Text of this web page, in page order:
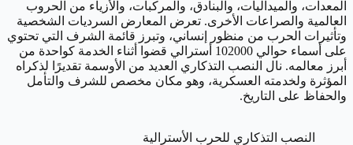
المعدات، والميداليات، والبنادق، والمركبات، والأزياء من الحروب
العالمية والصراعات الأخرى. تعرض المعارض السرديات الشخصية
وتأثيرات الحرب من منظور إنساني، وتبرز قائمة الشرف التي تحتوي
على أسماء حوالي 102000 أسترالي قضوا أثناء الخدمة كواحدة من
أبرز معالمه. نال النصب التذكاري العديد من الأوسمة تقديرًا لذكراه
المؤثرة ولخدمته العسكرية، وهو مكان مخصص للشرف والتأمل
والحفاظ على التاريخ.
النصب التذكاري للحرب الأسترالية